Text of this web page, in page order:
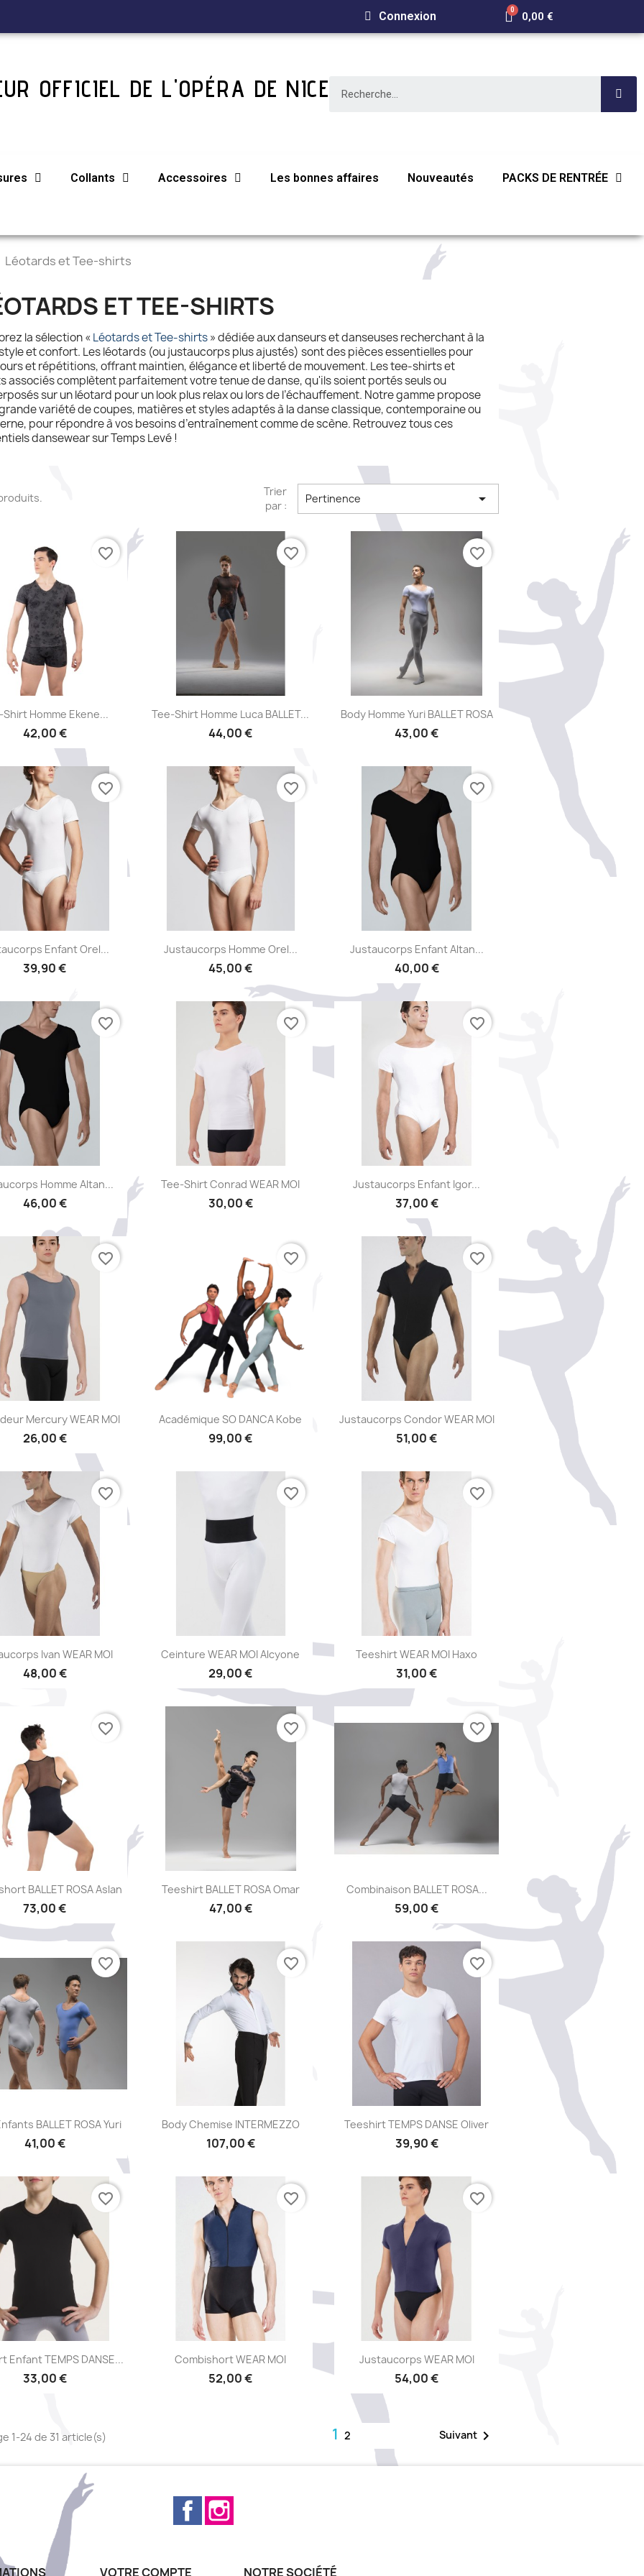
Connexion 0,00 €
OFFICIEL DE L'OPÉRA DE NICE
Collants Accessoires Les bonnes affaires Nouveautés PACKS DE RENTRÉE
Léotards et Tee-shirts
ET TEE-SHIRTS
la sélection «Léotards et Tee-shirts» dédiée aux danseurs et danseuses recherchant à la
et confort. Les léotards (ou justaucorps plus ajustés) sont des pièces essentielles pour
et répétitions, offrant maintien, élégance et liberté de mouvement. Les tee-shirts et
associés complètent parfaitement votre tenue de danse, qu'ils soient portés seuls ou
sur un léotard pour un look plus relax ou lors de l’échauffement. Notre gamme propose
variété de coupes, matières et styles adaptés à la danse classique, contemporaine ou
pour répondre à vos besoins d’entraînement comme de scène. Retrouvez tous ces
dansewear sur Temps Levé !
Trier
par :
Pertinence 
Aperçu rapide
Shirt Homme Ekene...
42,00 €
favorite_border
Aperçu rapide
Tee-Shirt Homme Luca BALLET...
44,00 €
favorite_border
Aperçu rapide
Body Homme Yuri BALLET ROSA
43,00 €
favorite_border
Aperçu rapide
Enfant Orel...
39,90 €
favorite_border
Aperçu rapide
Justaucorps Homme Orel...
45,00 €
favorite_border
Aperçu rapide
Justaucorps Enfant Altan...
40,00 €
favorite_border
Aperçu rapide
Homme Altan...
46,00 €
favorite_border
Aperçu rapide
Tee-Shirt Conrad WEAR MOI
30,00 €
favorite_border
Aperçu rapide
Justaucorps Enfant Igor...
37,00 €
favorite_border
Aperçu rapide
Mercury WEAR MOI
26,00 €
favorite_border
Aperçu rapide
Académique SO DANCA Kobe
99,00 €
favorite_border
Aperçu rapide
Justaucorps Condor WEAR MOI
51,00 €
favorite_border
Aperçu rapide
Ivan WEAR MOI
48,00 €
favorite_border
Aperçu rapide
Ceinture WEAR MOI Alcyone
29,00 €
favorite_border
Aperçu rapide
Teeshirt WEAR MOI Haxo
31,00 €
favorite_border
Aperçu rapide
BALLET ROSA Aslan
73,00 €
favorite_border
Aperçu rapide
Teeshirt BALLET ROSA Omar
47,00 €
favorite_border
Aperçu rapide
Combinaison BALLET ROSA...
59,00 €
favorite_border
Aperçu rapide
BALLET ROSA Yuri
41,00 €
favorite_border
Aperçu rapide
Body Chemise INTERMEZZO
107,00 €
favorite_border
Aperçu rapide
Teeshirt TEMPS DANSE Oliver
39,90 €
favorite_border
Aperçu rapide
Enfant TEMPS DANSE...
33,00 €
favorite_border
Aperçu rapide
Combishort WEAR MOI
52,00 €
favorite_border
Aperçu rapide
Justaucorps WEAR MOI
54,00 €
favorite_border
1-24 de 31 article(s) 12 Suivant
Facebook
VOTRE COMPTE NOTRE SOCIÉTÉ